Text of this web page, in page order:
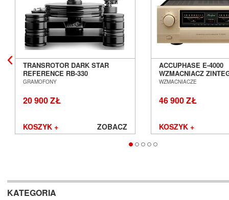
TRANSROTOR DARK STAR
REFERENCE RB-330
GRAMOFON ANALOGOWY
GRAMOFONY
20 900 ZŁ
KOSZYK + ZOBACZ
ACCUPHASE E-4000
WZMACNIACZ
SALON POZNAŃ
WZMACNIACZE
46 900 ZŁ
KOSZYK +
KATEGORIA